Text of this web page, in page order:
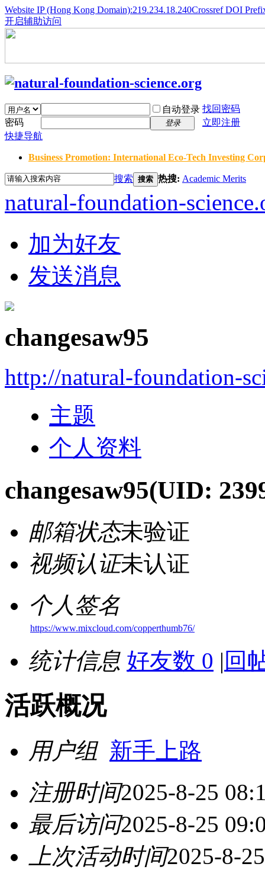
Website IP (Hong Kong Domain):219.234.18.240Crossref DOI
开启辅助访问
自动登录 找回密码
密码
登录
立即注册
快捷导航
Business Promotion: International Eco-Tech Investing
搜索 搜索 热搜: Academic Merits
natural-foundation-
加为好友
发送消息
changesaw95
http://natural-foundation-
主题
个人资料
changesaw95(UID:
邮箱状态未验证
视频认证未认证
个人签名
https://www.mixcloud.com/copperthumb76/
统计信息 好友数 0 | 回
活跃概况
用户组 新手上路
注册时间2025-8-25
最后访问2025-8-25
上次活动时间2025-8-